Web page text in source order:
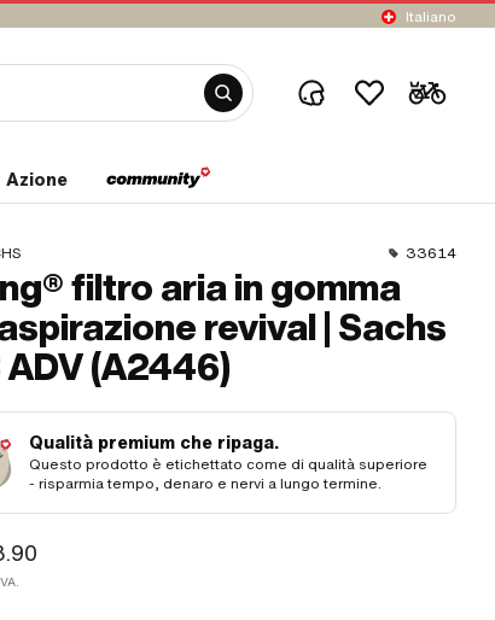
Italiano
Azione
33614
filtro aria in gomma
revival | Sachs
(A2446)
Qualità premium che ripaga.
Questo prodotto è etichettato come di qualità superiore
- risparmia tempo, denaro e nervi a lungo termine.